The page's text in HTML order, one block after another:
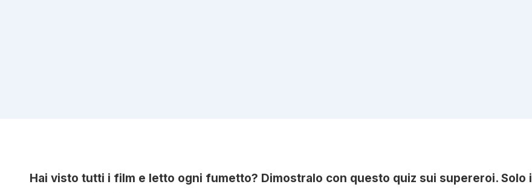
Hai visto tutti i film e letto ogni fumetto? Dimostralo con questo quiz sui supereroi. Solo i